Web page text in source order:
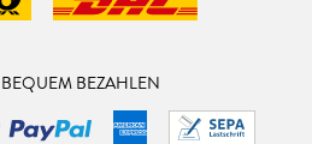
BEZAHLEN